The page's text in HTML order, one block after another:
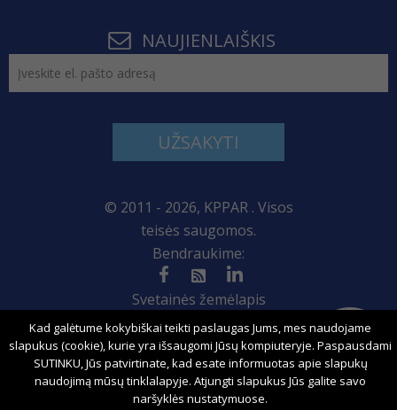
NAUJIENLAIŠKIS
UŽSAKYTI
© 2011 - 2026, KPPAR . Visos
teisės saugomos.
Bendraukime:
Svetainės žemėlapis
Sprendimas:
Kad galėtume kokybiškai teikti paslaugas Jums, mes naudojame
slapukus (cookie), kurie yra išsaugomi Jūsų kompiuteryje. Paspausdami
SUTINKU, Jūs patvirtinate, kad esate informuotas apie slapukų
naudojimą mūsų tinklalapyje. Atjungti slapukus Jūs galite savo
naršyklės nustatymuose.